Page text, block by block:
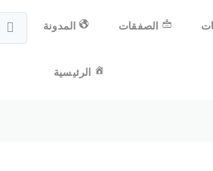
المدونة الصفقات
الرئيسية